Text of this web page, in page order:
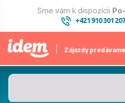
Sme vám k dispozícii
+421 910 301 207
Zájazdy